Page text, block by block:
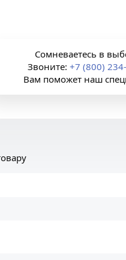
Сомневаетесь в
Звоните: +7 (800)
Вам поможет наш